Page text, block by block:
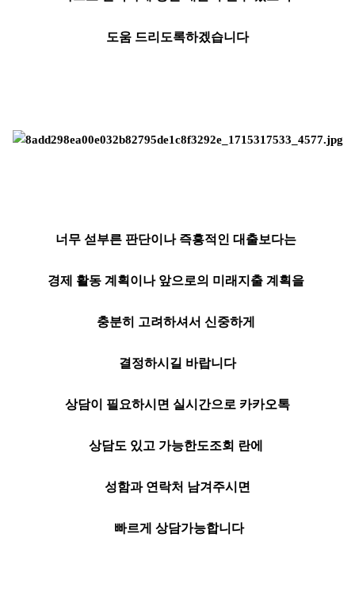
도움 드리도록하겠습니다
너무 섣부른 판단이나 즉흥적인 대출보다는
경제 활동 계획이나 앞으로의 미래지출 계획을
충분히 고려하셔서 신중하게
결정하시길 바랍니다
상담이 필요하시면 실시간으로 카카오톡
상담도 있고 가능한도조회 란에
성함과 연락처 남겨주시면
빠르게 상담가능합니다